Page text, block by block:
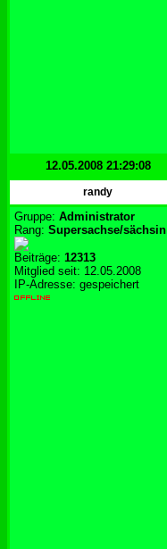
12.05.2008 21:29:08
randy
Gruppe: Administrator
Rang: Supersachse/sächsin
Beiträge: 12313
Mitglied seit: 12.05.2008
IP-Adresse: gespeichert